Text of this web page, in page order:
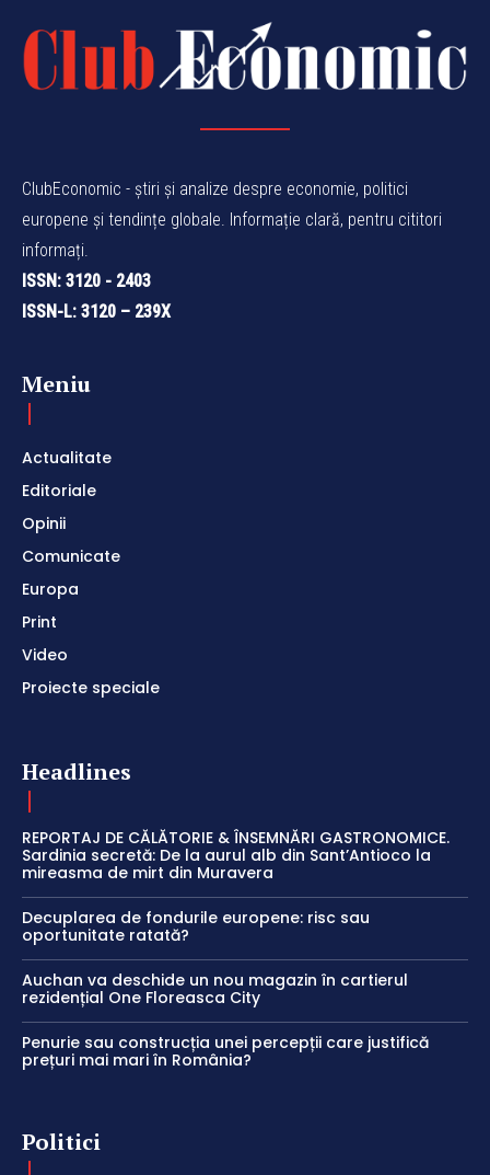
ClubEconomic - știri și analize despre economie, politici
europene și tendințe globale. Informație clară, pentru cititori
informați.
ISSN: 3120 - 2403
ISSN-L: 3120 – 239X
Meniu
Actualitate
Editoriale
Opinii
Comunicate
Europa
Print
Video
Proiecte speciale
Headlines
REPORTAJ DE CĂLĂTORIE & ÎNSEMNĂRI GASTRONOMICE.
Sardinia secretă: De la aurul alb din Sant’Antioco la
mireasma de mirt din Muravera
Decuplarea de fondurile europene: risc sau
oportunitate ratată?
Auchan va deschide un nou magazin în cartierul
rezidențial One Floreasca City
Penurie sau construcția unei percepții care justifică
prețuri mai mari în România?
Politici